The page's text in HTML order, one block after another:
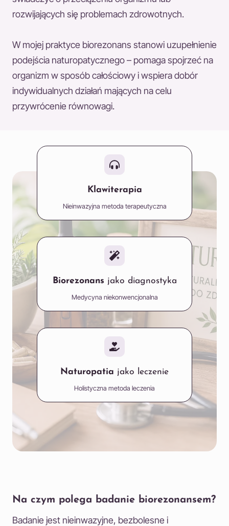
rozwijających się problemach zdrowotnych.
W mojej praktyce biorezonans stanowi uzupełnienie
podejścia naturopatycznego – pomaga spojrzeć na
organizm w sposób całościowy i wspiera dobór
indywidualnych działań mających na celu
przywrócenie równowagi.
Klawiterapia
Nieinwazyjna metoda terapeutyczna
Biorezonans jako diagnostyka
Medycyna niekonwencjonalna
Naturopatia jako leczenie
Holistyczna metoda leczenia
Na czym polega badanie biorezonansem?
Badanie jest nieinwazyjne, bezbolesne i